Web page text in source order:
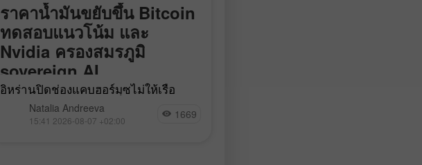
ราคาน้ำมันขยับขึ้น Bitcoin
ทดสอบแนวโน้ม และ
Nvidia ครองสมรภูมิ
sovereign AI
อิหร่านปิดช่องแคบฮอร์มุซไม่ให้เรือ
“ศัตรู” ผ่าน, Bitcoin แตะเส้นแนวโน้ม
ขาลง, Nvidia ควบคุม 92% ของ
Natalia Andreeva
15:41 2026-08-07 +02:00 1669